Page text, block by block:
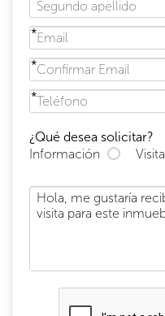
¿Qué desea solicitar?
Información
Visita